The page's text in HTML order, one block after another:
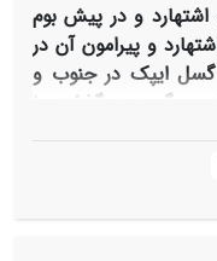
و در پیش بوم
و پیرامون آن در
ایپک در جنوب و
گیرد. در گذشته با
و زمین لرزه های
کوه جارو در
در شمار افراز های